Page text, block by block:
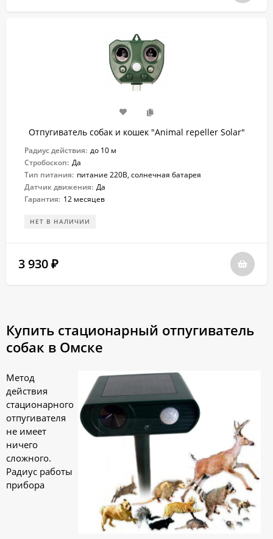
Отпугиватель собак и кошек "Animal repeller Solar"
Радиус действия: до 10 м
Стробоскоп: Да
Тип питания: питание 220В, солнечная батарея
Датчик движения: Да
Гарантия: 12 месяцев
НЕТ В НАЛИЧИИ
3 930 ₽
Купить стационарный отпугиватель
собак в Омске
Метод
действия
стационарного
отпугивателя
не имеет
ничего
сложного.
Радиус работы
прибора